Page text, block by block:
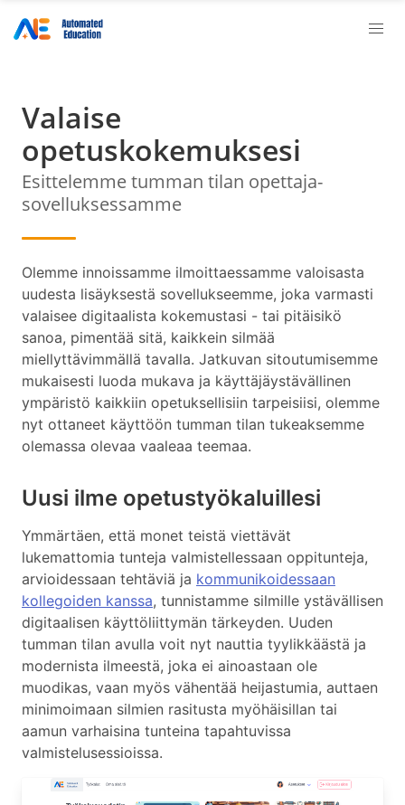
Valaise
opetuskokemuksesi
Esittelemme tumman tilan opettaja-
sovelluksessamme
Olemme innoissamme ilmoittaessamme valoisasta
uudesta lisäyksestä sovellukseemme, joka varmasti
valaisee digitaalista kokemustasi - tai pitäisikö
sanoa, pimentää sitä, kaikkein silmää
miellyttävimmällä tavalla. Jatkuvan sitoutumisemme
mukaisesti luoda mukava ja käyttäjäystävällinen
ympäristö kaikkiin opetuksellisiin tarpeisiisi, olemme
nyt ottaneet käyttöön tumman tilan tukeaksemme
olemassa olevaa vaaleaa teemaa.
Uusi ilme opetustyökaluillesi
Ymmärtäen, että monet teistä viettävät
lukemattomia tunteja valmistellessaan oppitunteja,
arvioidessaan tehtäviä ja kommunikoidessaan
kollegoiden kanssa, tunnistamme silmille ystävällisen
digitaalisen käyttöliittymän tärkeyden. Uuden
tumman tilan avulla voit nyt nauttia tyylikkäästä ja
modernista ilmeestä, joka ei ainoastaan ole
muodikas, vaan myös vähentää heijastumia, auttaen
minimoimaan silmien rasitusta myöhäisillan tai
aamun varhaisina tunteina tapahtuvissa
valmistelusessioissa.